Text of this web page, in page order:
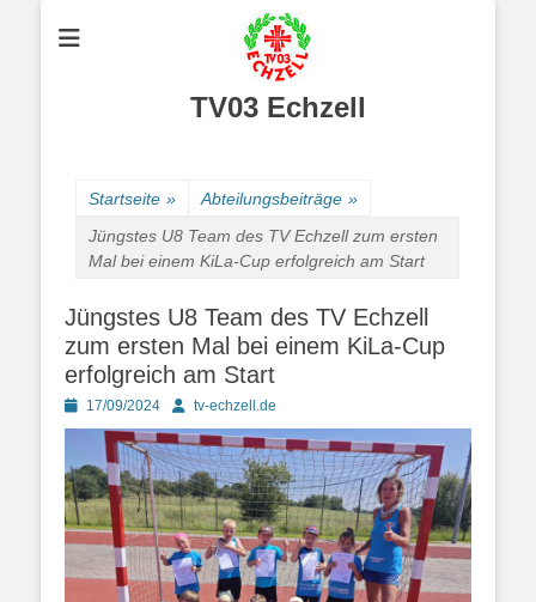
TV03 Echzell
Startseite » Abteilungsbeiträge »
Jüngstes U8 Team des TV Echzell zum ersten
Mal bei einem KiLa-Cup erfolgreich am Start
Jüngstes U8 Team des TV Echzell
zum ersten Mal bei einem KiLa-Cup
erfolgreich am Start
Posted
on
17/09/2024 Autortv-echzell.de